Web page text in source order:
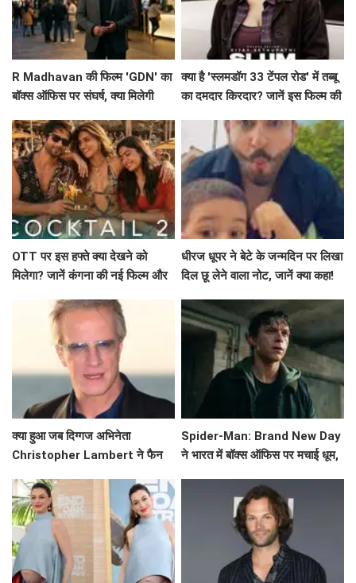
R Madhavan की फिल्म 'GDN' का
बॉक्स ऑफिस पर संघर्ष, क्या मिलेगी
क्या है 'स्लमडॉग 33 टेंपल रोड' में तब्बू
का दमदार किरदार? जानें इस फिल्म की
OTT पर इस हफ्ते क्या देखने को
मिलेगा? जानें कंगना की नई फिल्म और
धीरज धूपर ने बेटे के जन्मदिन पर लिखा
दिल छू लेने वाला नोट, जानें क्या कहा!
क्या हुआ जब दिग्गज अभिनेता
Christopher Lambert ने फैन
Spider-Man: Brand New Day
ने भारत में बॉक्स ऑफिस पर मचाई धूम,